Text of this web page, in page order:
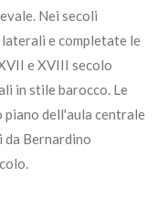
Nei secoli
e completate le
e XVIII secolo
in stile barocco. Le
dell'aula centrale
Bernardino